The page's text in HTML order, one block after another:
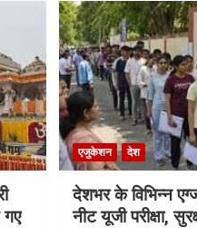
गए
एजुकेशन देश
देशभर के विभिन्न
नीट यूजी परीक्षा,